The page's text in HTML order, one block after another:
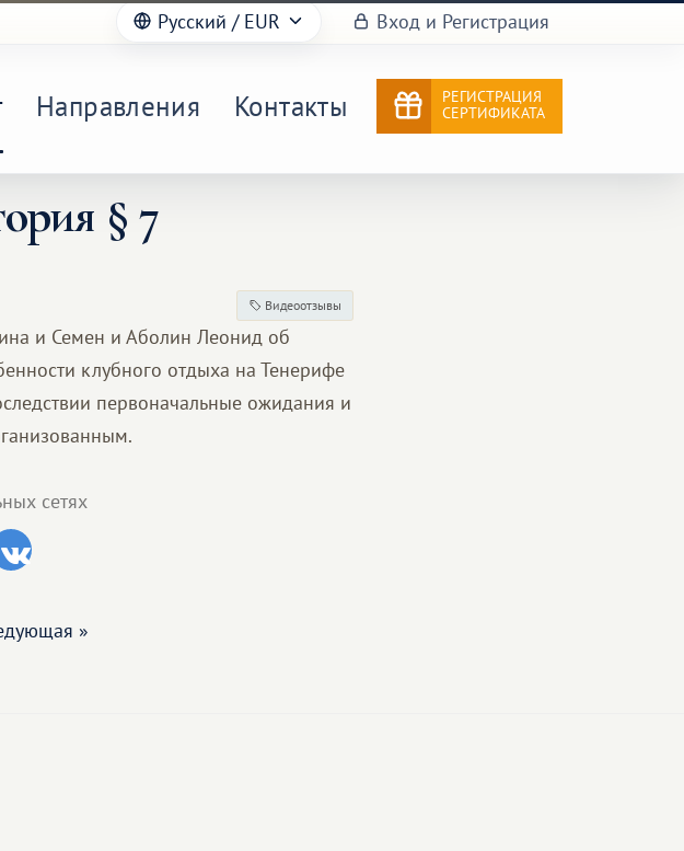
Русский / EUR Вход и Регистрация
Направления Контакты
РЕГИСТРАЦИЯ
СЕРТИФИКАТА
§ 7
Видеоотзывы
и Семен и Аболин Леонид об
клубного отдыха на Тенерифе
первоначальные ожидания и
сетях
»